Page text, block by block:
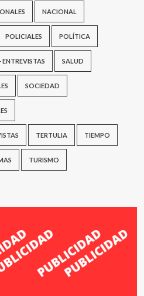
NACIONAL
POLICIALES POLÍTICA
SALUD
SOCIEDAD
TERTULIA TIEMPO
TURISMO